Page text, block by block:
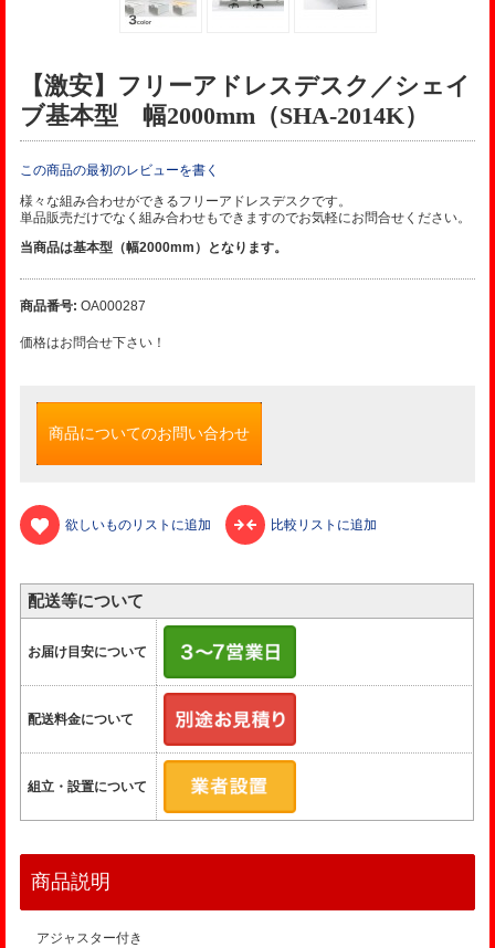
【激安】フリーアドレスデスク／シェイ
ブ基本型 幅2000mm（SHA-2014K）
この商品の最初のレビューを書く
様々な組み合わせができるフリーアドレスデスクです。
単品販売だけでなく組み合わせもできますのでお気軽にお問合せください。
当商品は基本型（幅2000mm）となります。
商品番号:OA000287
価格はお問合せ下さい！
商品についてのお問い合わせ
欲しいものリストに追加 比較リストに追加
配送等について
お届け目安について
配送料金について
組立・設置について
商品説明
アジャスター付き